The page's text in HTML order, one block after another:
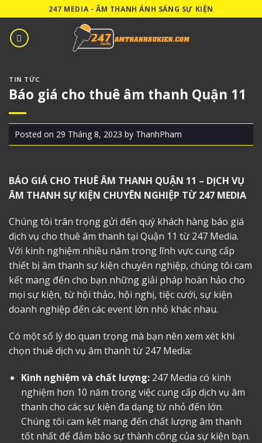
to
content
247 MEDIA - ÂM THANH ÁNH SÁNG SỰ KIỆN
TIN TỨC
Báo giá cho thuê âm thanh Quận 11
Posted on 29 Tháng 8, 2023 by ThanhPham
BÁO GIÁ CHO THUÊ ÂM THANH QUẬN 11 – DỊCH VỤ
ÂM THANH SỰ KIỆN CHUYÊN NGHIỆP TỪ 247 MEDIA
Chúng tôi trân trọng gửi đến quý khách hàng báo giá
dịch vụ cho thuê âm thanh tại Quận 11 từ 247 Media.
Với kinh nghiệm nhiều năm trong lĩnh vực cung cấp
thiết bị âm thanh sự kiện chuyên nghiệp, chúng tôi cam
kết mang đến cho bạn những giải pháp hoàn hảo cho
mọi sự kiện, từ hội thảo, hội nghị, tiệc cưới, sự kiện
doanh nghiệp đến các event lớn nhỏ khác nhau.
Có một số lý do quan trọng mà bạn nên xem xét khi
chọn thuê dịch vụ âm thanh từ 247 Media:
Kinh nghiệm và chất lượng:247 Media có kinh
nghiệm hơn 10 năm trong việc cung cấp dịch vụ âm
thanh cho các sự kiện đa dạng từ nhỏ đến lớn.
Chúng tôi cam kết mang đến chất lượng âm thanh
tốt nhất để đảm bảo sự thành công của sự kiện bạn.